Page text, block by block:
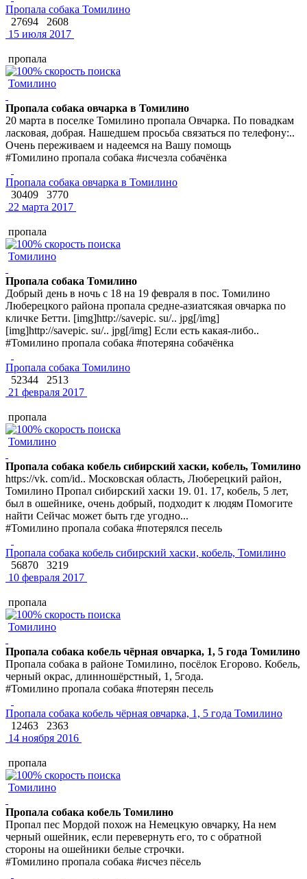
Пропала собака Томилино
27694
2608
15 июля 2017
пропала
Томилино
Пропала собака овчарка в Томилино
20 марта в поселке Томилино пропала Овчарка. По повадкам
ласковая, добрая. Нашедшем просьба связаться по телефону:..
Очень переживаем и надеемся на Вашу помощь
#Томилино пропала собака #исчезла собачёнка
Пропала собака овчарка в Томилино
30409
3770
22 марта 2017
пропала
Томилино
Пропала собака Томилино
Добрый день в ночь с 18 на 19 февраля в пос. Томилино
Люберецкого района пропала средне-азиатсякая овчарка по
кличке Бетти. [img]http://savepic. su/.. jpg[/img]
[img]http://savepic. su/.. jpg[/img] Если есть какая-либо..
#Томилино пропала собака #потеряна собачёнка
Пропала собака Томилино
52344
2513
21 февраля 2017
пропала
Томилино
Пропала собака кобель сибирский хаски, кобель, Томилино
https://vk. com/id.. Московская область, Люберецкий район,
Томилино Пропал сибирский хаски 19. 01. 17, кобель, 5 лет,
был в ошейнике, очень добрый, подходит к людям Помогите
найти Сейчас может быть где угодно...
#Томилино пропала собака #потерялся песель
Пропала собака кобель сибирский хаски, кобель, Томилино
56870
3219
10 февраля 2017
пропала
Томилино
Пропала собака кобель чёрная овчарка, 1, 5 года Томилино
Пропала собака в районе Томилино, посёлок Егорово. Кобель,
черный окрас, длинношёрстный, 1, 5года.
#Томилино пропала собака #потерян песель
Пропала собака кобель чёрная овчарка, 1, 5 года Томилино
12463
2363
14 ноября 2016
пропала
Томилино
Пропала собака кобель Томилино
Пропал пес Мордой похож на Немецкую овчарку, На нем
черный ошейник, если перевернуть его, то с обратной
стороны на ошейники белые строчки.
#Томилино пропала собака #исчез пёсель